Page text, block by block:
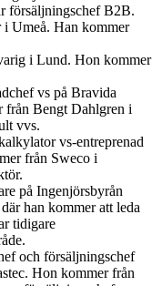
försäljningschef B2B.
Umeå. Han kommer
i Lund. Hon kommer
vs på Bravida
från Bengt Dahlgren i
vvs.
vs-entreprenad
från Sweco i
på Ingenjörsbyrån
han kommer att leda
tidigare
och försäljningschef
Hon kommer från